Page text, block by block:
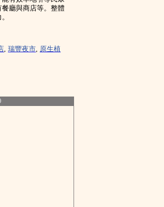
廳與商店等。整體
, 瑞豐夜市, 原生植